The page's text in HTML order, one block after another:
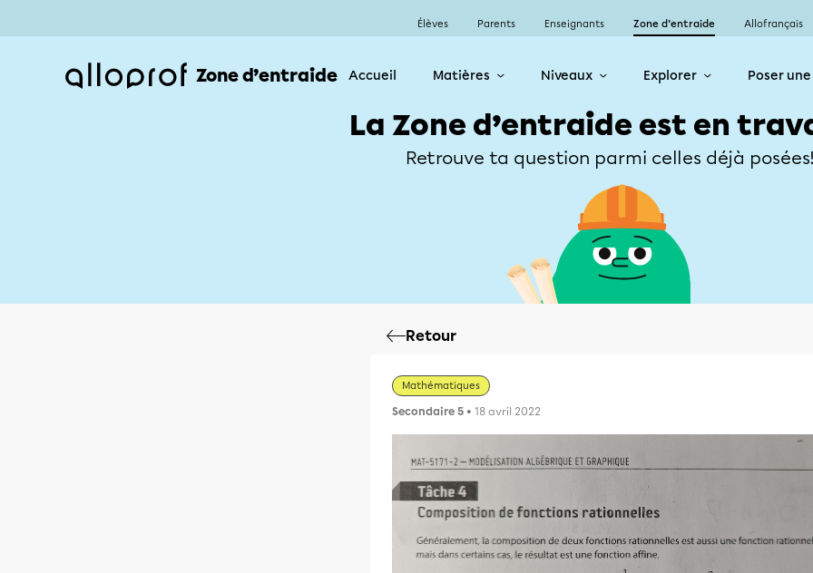
Élèves Parents Enseignants Zone d’entraide Allofrançais
Zone d’entraide Accueil Matières Niveaux Explorer Poser
La Zone d’entraide est en
Retrouve ta question parmi celles déjà
Retour
Mathématiques
Secondaire 5 • 18 avril 2022